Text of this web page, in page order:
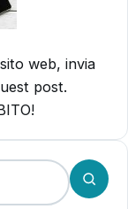
web, invia
post.